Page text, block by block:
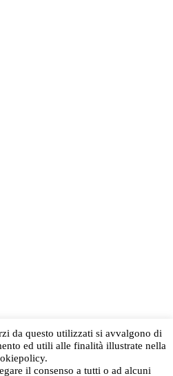
da questo utilizzati si avvalgono di
ed utili alle finalità illustrate nella
il consenso a tutti o ad alcuni